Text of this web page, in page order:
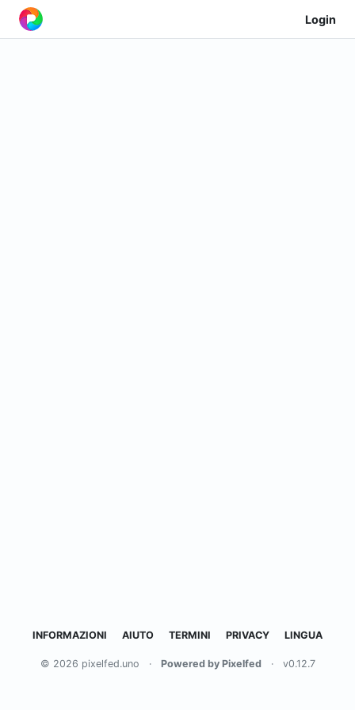
Login
INFORMAZIONI AIUTO TERMINI PRIVACY LINGUA
© 2026 pixelfed.uno · Powered by Pixelfed · v0.12.7